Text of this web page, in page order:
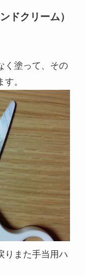
ドクリーム）
く塗って、その
す。
りまた手当用ハ